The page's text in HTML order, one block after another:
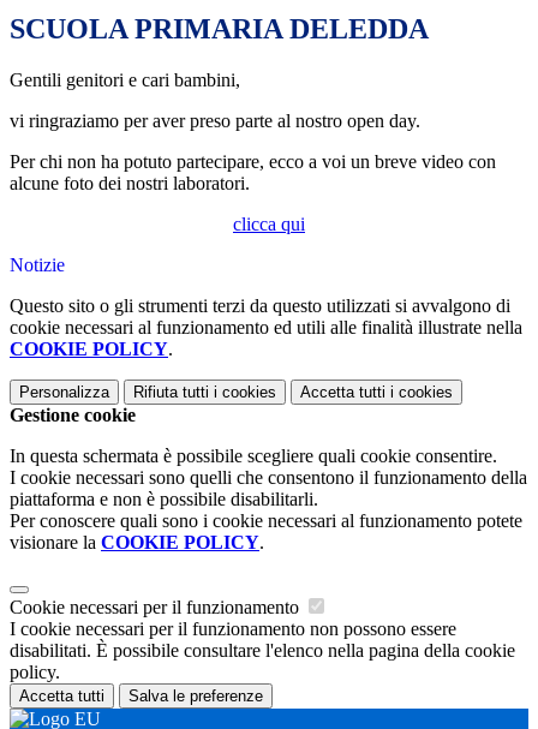
SCUOLA PRIMARIA DELEDDA
Gentili genitori e cari bambini,
vi ringraziamo per aver preso parte al nostro open day.
Per chi non ha potuto partecipare, ecco a voi un breve video con
alcune foto dei nostri laboratori.
clicca qui
Notizie
Questo sito o gli strumenti terzi da questo utilizzati si avvalgono di
cookie necessari al funzionamento ed utili alle finalità illustrate nella
COOKIE POLICY.
Personalizza Rifiuta tutti i cookies Accetta tutti i cookies
Gestione cookie
In questa schermata è possibile scegliere quali cookie consentire.
I cookie necessari sono quelli che consentono il funzionamento della
piattaforma e non è possibile disabilitarli.
Per conoscere quali sono i cookie necessari al funzionamento potete
visionare la COOKIE POLICY.
Cookie necessari per il funzionamento
I cookie necessari per il funzionamento non possono essere
disabilitati. È possibile consultare l'elenco nella pagina della cookie
policy.
Accetta tutti Salva le preferenze